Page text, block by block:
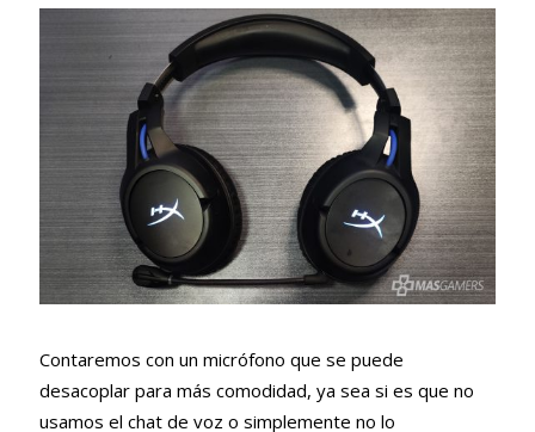
Contaremos con un micrófono que se puede
desacoplar para más comodidad, ya sea si es que no
usamos el chat de voz o simplemente no lo